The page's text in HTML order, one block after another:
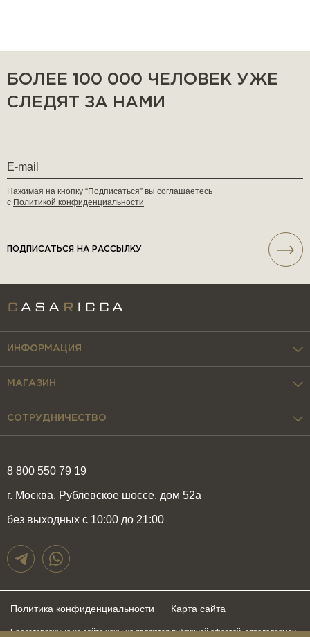
БОЛЕЕ 100 000 ЧЕЛОВЕК УЖЕ
СЛЕДЯТ ЗА НАМИ
Нажимая на кнопку “Подписаться” вы соглашаетесь
с Политикой конфиденциальности
ПОДПИСАТЬСЯ НА РАССЫЛКУ
8 800 550 79 19
г. Москва, Рублевское шоссе, дом 52а
без выходных с 10:00 до 21:00
ИНФОРМАЦИЯ
МАГАЗИН
СОТРУДНИЧЕСТВО
Политика конфиденциальности Карта сайта
Представленные на сайте цены не являются публичной офертой, определяемой